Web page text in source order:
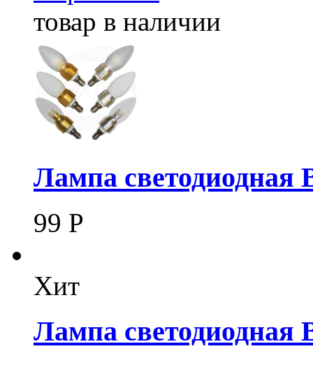
товар в наличии
Лампа светодиодная
99 Р
Хит
Лампа светодиодная